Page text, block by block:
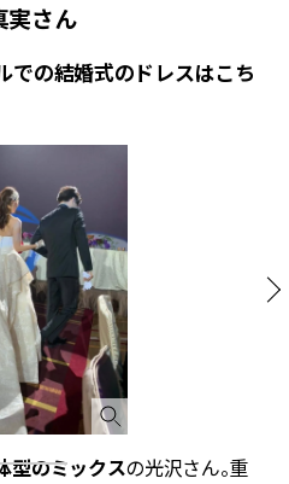
実さん
での結婚式のドレスはこち
型のミックスの光沢さん。重